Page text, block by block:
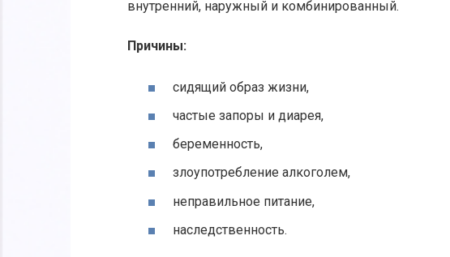
внутренний, наружный и комбинированный.
Причины:
сидящий образ жизни,
частые запоры и диарея,
беременность,
злоупотребление алкоголем,
неправильное питание,
наследственность.